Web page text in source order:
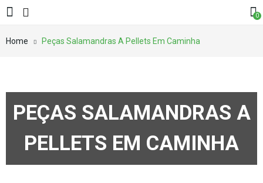
0
Home Peças Salamandras A Pellets Em Caminha
PEÇAS SALAMANDRAS A
PELLETS EM CAMINHA